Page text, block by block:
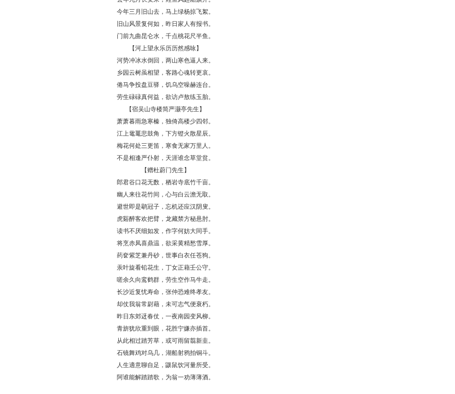
今年三月旧山去，马上绿杨掠飞絮。
旧山风景复何如，昨日家人有报书。
门前九曲昆仑水，千点桃花尺半鱼。
【河上望永乐历历然感咏】
河势冲冰水倒回，两山寒色逼人来。
乡园云树虽相望，客路心魂转更哀。
倦马争投盘豆驿，饥乌空噪赫连台。
劳生碌碌真何益，欲访卢敖练玉胎。
【宿吴山寺楼简严灏亭先生】
萧萧暮雨急寒榛，独倚高楼少四邻。
江上鼋鼍悲鼓角，下方镫火散星辰。
梅花何处三更笛，寒食无家万里人。
不是相逢严仆射，天涯谁念草堂贫。
【赠杜蔚门先生】
郎君谷口花无数，栖岩寺底竹千亩。
幽人来往花竹间，心与白云澹无取。
避世即是鹖冠子，忘机还应汉阴叟。
虎谿醉客欢把臂，龙藏禁方秘悬肘。
读书不厌细如发，作字何妨大同手。
将烹赤凤喜鼎温，欲采黄精愁雪厚。
药奁紫芝兼丹砂，世事白衣任苍狗。
汞叶旋看铅花生，丁女正藉壬公守。
嗟余久向鸾鹤群，劳生空作马牛走。
长沙近复忧寿命，张仲恐难终孝友。
却仗我翁常尉藉，未可志气便衰朽。
昨日东郊迓春仗，一夜南园变风柳。
青旂犹欣重到眼，花胜宁嫌亦插首。
从此相过踏芳草，或可雨留翦新韭。
石镜舞鸡对乌几，湖船射鸦拍铜斗。
人生適意聊自足，鼷鼠饮河量所受。
阿谁能解踏踏歌，为翁一劝薄薄酒。